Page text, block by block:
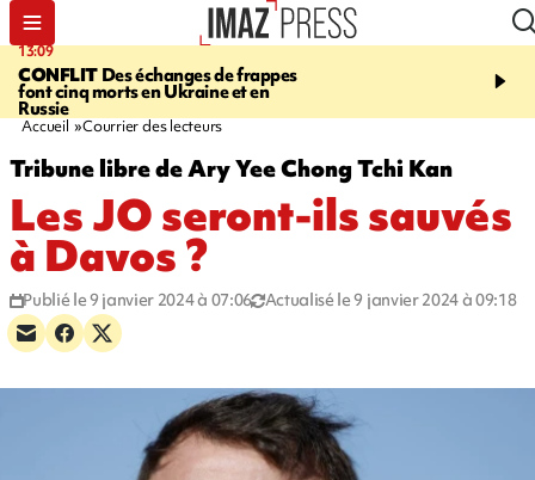
13:09
CONFLIT Des échanges de frappes
font cinq morts en Ukraine et en
Russie
17:14
Quatre
européennes pour les
Accueil Courrier des lecteurs
Tribune libre de Ary Yee Chong Tchi Kan
Les JO seront-ils sauvés
à Davos ?
Publié le 9 janvier 2024 à 07:06 Actualisé le 9 janvier 2024 à 09:18